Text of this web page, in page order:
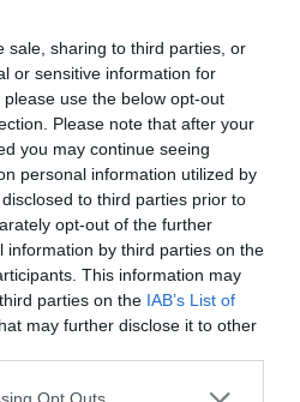
sale, sharing to third parties, or
or sensitive information for
use the below opt-out
Please note that after your
you may continue seeing
personal information utilized by
to third parties prior to
opt-out of the further
information by third parties on the
This information may
parties on the IAB’s List of
may further disclose it to other
Opt Outs
ενός τέτοιου εργαλείου
την σειρά Osapian η οποία
σε 30, 40 και 55 lbs δύναµη
ακόµα και µε την πιο
6,8 κιλά των 30lbs, 7,1 κιλά
lbs. Η χρήση τους είναι εύκολη
5 ταχύτητες πρόσω και 3
35 εκατοστά αλλά
ώστε να διπλώνει και να